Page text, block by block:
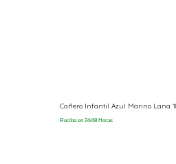
Cañero Infantil Azul Marino Lana
Recibe en 24/48 Horas